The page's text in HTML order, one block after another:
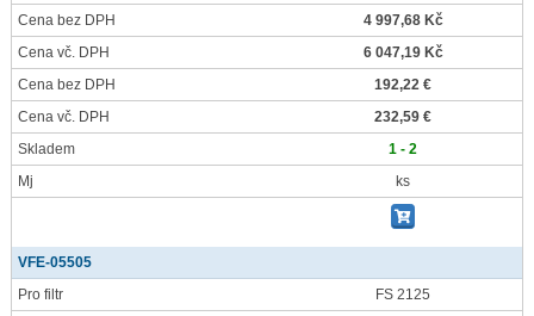
Cena bez DPH
4 997,68 Kč
Cena vč. DPH
6 047,19 Kč
Cena bez DPH
192,22 €
Cena vč. DPH
232,59 €
Skladem
1 - 2
Mj
ks
VFE-05505
Pro filtr
FS 2125